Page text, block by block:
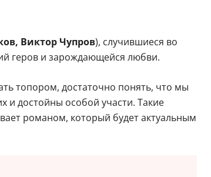
Виктор Чупров), случившиеся во
геров и зарождающейся любви.
топором, достаточно понять, что мы
и достойны особой участи. Такие
романом, который будет актуальным